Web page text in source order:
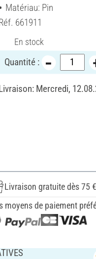
Matériau: Pin
661911
En stock
Quantité :
Mercredi,
Livraison gratuite dès 75
moyens de paiement